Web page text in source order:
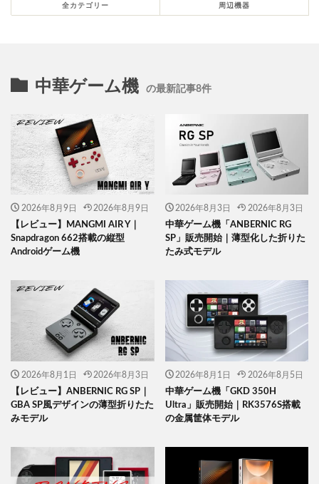
全カテゴリー 周辺機器
中華ゲーム機 の最新記事8件
2026年8月9日 2026年8月9日
【レビュー】MANGMI AIR Y｜
Snapdragon 662搭載の縦型
Androidゲーム機
2026年8月3日 2026年8月3日
中華ゲーム機「ANBERNIC RG
SP」販売開始｜薄型化した折りた
たみ式モデル
2026年8月1日 2026年8月3日
【レビュー】ANBERNIC RG SP｜
GBA SP風デザインの薄型折りたた
みモデル
2026年8月1日 2026年8月5日
中華ゲーム機「GKD 350H
Ultra」販売開始｜RK3576S搭載
の金属筐体モデル